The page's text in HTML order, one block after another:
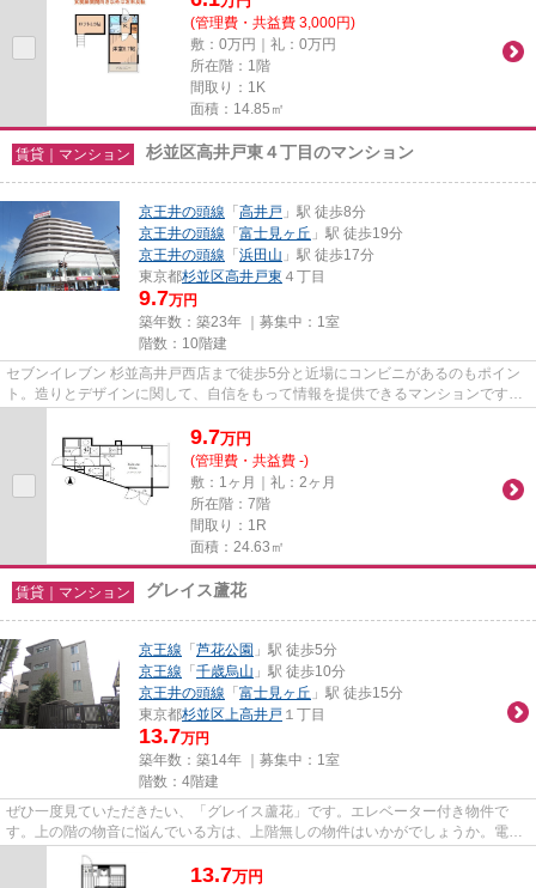
(管理費・共益費 3,000円)
敷：0万円｜礼：0万円
所在階：1階
間取り：1K
面積：14.85㎡
賃貸｜マンション 杉並区高井戸東４丁目のマンション
京王井の頭線 「高井戸 」駅 徒歩8分
京王井の頭線 「富士見ヶ丘 」駅 徒歩19分
京王井の頭線 「浜田山 」駅 徒歩17分
東京都杉並区高井戸東 ４丁目
9.7万円
築年数：築23年 ｜募集中： 1室
階数：10階建
セブンイレブン 杉並高井戸西店まで徒歩5分と近場にコンビニがあるのもポイン
ト。造りとデザインに関して、自信をもって情報を提供できるマンションです。
エレベーター付き物件です。...
9.7万円
(管理費・共益費 -)
敷：1ヶ月｜礼：2ヶ月
所在階：7階
間取り：1R
面積：24.63㎡
賃貸｜マンション グレイス蘆花
京王線 「芦花公園 」駅 徒歩5分
京王線 「千歳烏山 」駅 徒歩10分
京王井の頭線 「富士見ヶ丘 」駅 徒歩15分
東京都杉並区 上高井戸 １丁目
13.7万円
築年数：築14年 ｜募集中： 1室
階数：4階建
ぜひ一度見ていただきたい、「グレイス蘆花」です。エレベーター付き物件で
す。上の階の物音に悩んでいる方は、上階無しの物件はいかがでしょうか。電車
での移動がより便利になる、2駅...
13.7万円